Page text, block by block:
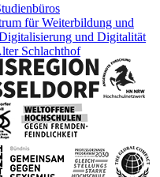
für Weiterbildung und
und Digitalität
Schlachthof